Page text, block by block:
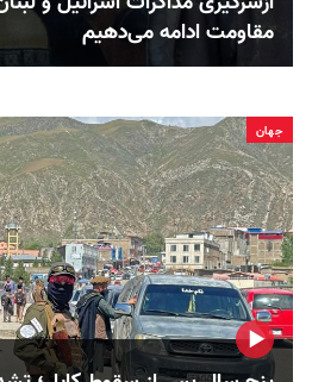
مقاومت ادامه می‌دهیم
جهان